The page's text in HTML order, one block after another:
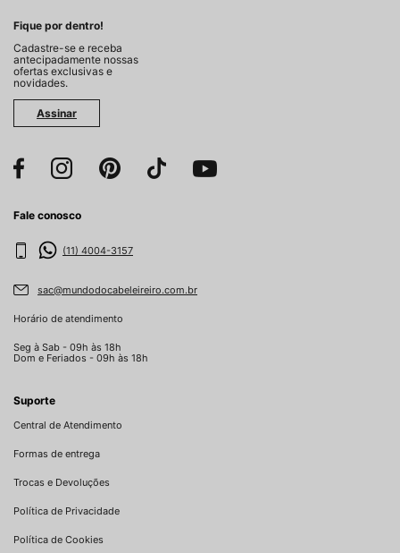
Fique por dentro!
Cadastre-se e receba
antecipadamente nossas
ofertas exclusivas e
novidades.
Assinar
Fale conosco
(11) 4004-3157
sac@mundodocabeleireiro.com.br
Horário de atendimento
Seg à Sab - 09h às 18h
Dom e Feriados - 09h às 18h
Suporte
Central de Atendimento
Formas de entrega
Trocas e Devoluções
Política de Privacidade
Política de Cookies